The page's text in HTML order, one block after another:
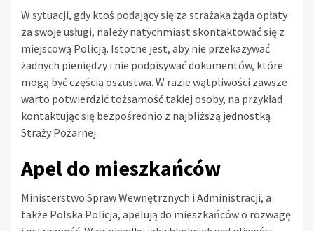
W sytuacji, gdy ktoś podający się za strażaka żąda opłaty
za swoje usługi, należy natychmiast skontaktować się z
miejscową Policją. Istotne jest, aby nie przekazywać
żadnych pieniędzy i nie podpisywać dokumentów, które
mogą być częścią oszustwa. W razie wątpliwości zawsze
warto potwierdzić tożsamość takiej osoby, na przykład
kontaktując się bezpośrednio z najbliższą jednostką
Straży Pożarnej.
Apel do mieszkańców
Ministerstwo Spraw Wewnętrznych i Administracji, a
także Polska Policja, apelują do mieszkańców o rozwagę